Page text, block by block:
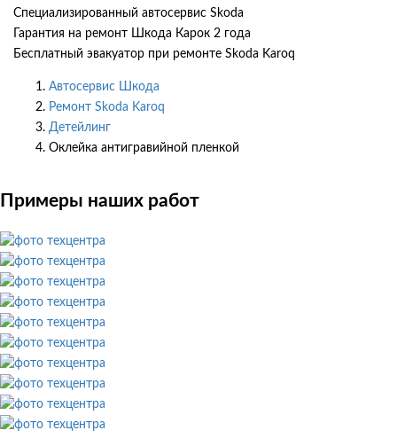
Специализированный автосервис Skoda
Гарантия на ремонт Шкода Карок 2 года
Бесплатный эвакуатор при ремонте Skoda Karoq
Автосервис Шкода
Ремонт Skoda Karoq
Детейлинг
Оклейка антигравийной пленкой
Примеры наших работ